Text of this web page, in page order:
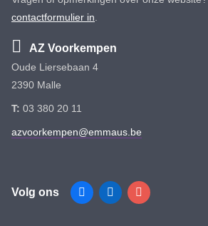
contactformulier in
AZ Voorkempen
Oude Liersebaan 4
2390 Malle
T: 03 380 20 11
azvoorkempen@emmaus.be
Volg ons FacebookLinkedinInstagram